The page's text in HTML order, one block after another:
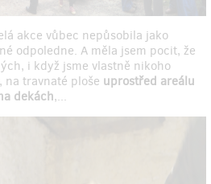
akce vůbec nepůsobila jako
odpoledne. A měla jsem pocit, že
i když jsme vlastně nikoho
na travnaté ploše uprostřed areálu
dekách,...